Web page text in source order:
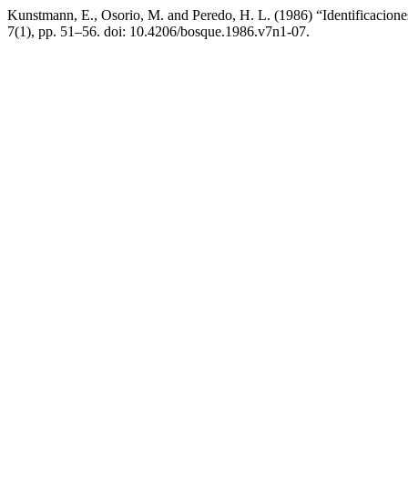
Kunstmann, E., Osorio, M. and Peredo, H. L. (1986)
7(1), pp. 51–56. doi: 10.4206/bosque.1986.v7n1-07.